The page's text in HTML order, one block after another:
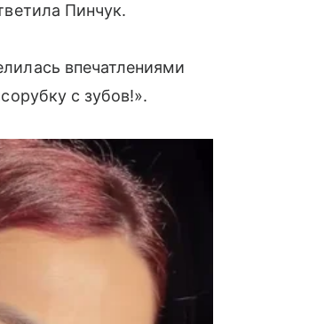
Пинчук.
впечатлениями
с зубов!».